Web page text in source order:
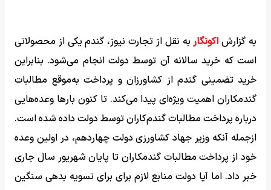
به گزارش اکونگاربه نقل از تجارت نیوز، گندم یکی از محصولاتی
است که خرید سالانه آن توسط دولت انجام می‌شود. بنابراین
خرید تضمینی گندم از کشاورزان و پرداخت به‌موقع مطالبات
گندمکاران اهمیت ویژه‌ای پیدا می‌کند. تا کنون بارها وعده‌هایی
درباره پرداخت مطالبات گندم‌کاران توسط دولت داده شده است.
ازجمله آنکه وزیر جهاد کشاورزی دولت چهاردهم، در اولین وعده
خود از پرداخت مطالبات گندمکاران تا پایان شهریور سال جاری
خبر داد. اما آیا دولت منابع لازم برای برای تسویه بدهی سنگین